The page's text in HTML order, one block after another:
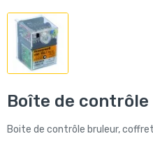
Boîte de contrôle
Boite de contrôle bruleur,